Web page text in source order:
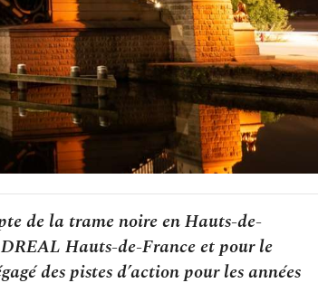
de la trame noire en Hauts-de-
Hauts-de-France et pour le
des pistes d’action pour les années